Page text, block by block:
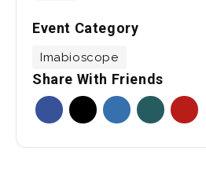
Event Category
Imabioscope
Share With Friends